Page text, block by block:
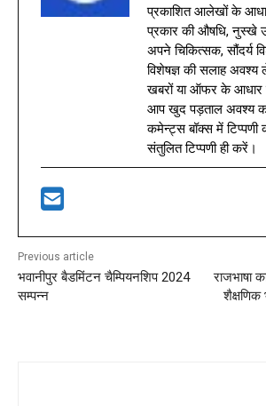
प्रकाशित आलेखों के
प्रकार की औषधि, नुस्खे
अपने चिकित्सक, सौंदर्य
विशेषज्ञ की सलाह
खबरों या ऑफर के आधार
आप खुद पड़ताल अवश्य
कमेन्ट्स बॉक्स में टिप्पणी
संतुलित टिप्पणी ही करें।
Previous article
भवानीपुर बैडमिंटन चैम्पियनशिप 2024
सम्पन्न
राजभाषा
शैक्षणिक